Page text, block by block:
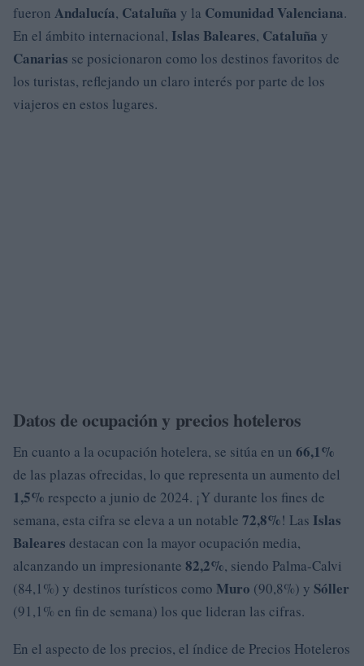
fueron Andalucía, Cataluña y la Comunidad Valenciana.
En el ámbito internacional, Islas Baleares, Cataluña y
Canarias se posicionaron como los destinos favoritos de
los turistas, reflejando un claro interés por parte de los
viajeros en estos lugares.
Datos de ocupación y precios hoteleros
En cuanto a la ocupación hotelera, se sitúa en un 66,1%
de las plazas ofrecidas, lo que representa un aumento del
1,5% respecto a junio de 2024. ¡Y durante los fines de
semana, esta cifra se eleva a un notable 72,8%! Las Islas
Baleares destacan con la mayor ocupación media,
alcanzando un impresionante 82,2%, siendo Palma-Calvi
(84,1%) y destinos turísticos como Muro (90,8%) y Sóller
(91,1% en fin de semana) los que lideran las cifras.
En el aspecto de los precios, el índice de Precios Hoteleros